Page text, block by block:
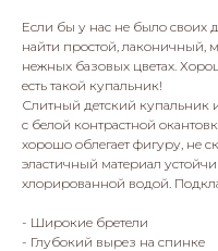
Если бы у нас не было своих
найти простой, лаконичный,
нежных базовых цветах.
есть такой купальник!
Слитный детский купальник
с белой контрастной
хорошо облегает фигуру, не
эластичный материал
хлорированной водой.
- Широкие бретели
- Глубокий вырез на спинке